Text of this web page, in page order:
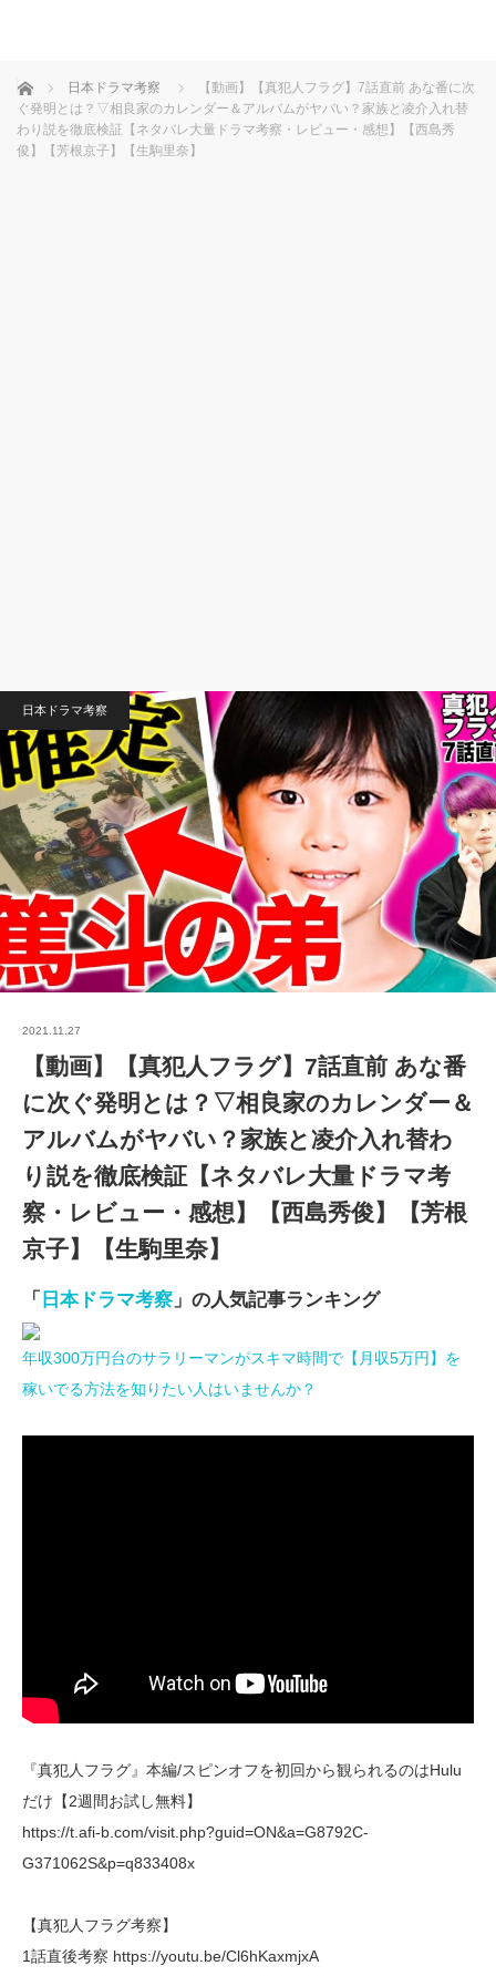
ホーム 日本ドラマ考察
【動画】【真犯人フラグ】7話直前 あな番に次
ぐ発明とは？▽相良家のカレンダー＆アルバムがヤバい？家族と凌介入れ替
わり説を徹底検証【ネタバレ大量ドラマ考察・レビュー・感想】【西島秀
俊】【芳根京子】【生駒里奈】
日本ドラマ考察
2021.11.27
【動画】【真犯人フラグ】7話直前 あな番
に次ぐ発明とは？▽相良家のカレンダー＆
アルバムがヤバい？家族と凌介入れ替わ
り説を徹底検証【ネタバレ大量ドラマ考
察・レビュー・感想】【西島秀俊】【芳根
京子】【生駒里奈】
「 日本ドラマ考察 」の人気記事ランキング
年収300万円台のサラリーマンがスキマ時間で【月収5万円】を
稼いでる方法を知りたい人はいませんか？
『真犯人フラグ』本編/スピンオフを初回から観られるのはHulu
だけ【2週間お試し無料】
https://t.afi-b.com/visit.php?guid=ON&a=G8792C-
G371062S&p=q833408x
【真犯人フラグ考察】
1話直後考察 https://youtu.be/Cl6hKaxmjxA